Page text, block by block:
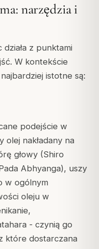
narzędzia i
z punktami
W kontekście
istotne są:
podejście w
olej nakładany na
głowy (Shiro
Abhyanga), uszy
w ogólnym
oleju w
- czynią go
które dostarczana